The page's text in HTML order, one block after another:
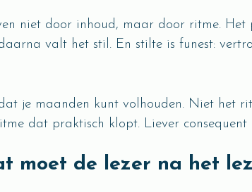
niet door inhoud, maar door ritme.
valt het stil. En stilte is funest:
je maanden kunt volhouden. Niet het
dat praktisch klopt. Liever consequent
moet de lezer na het